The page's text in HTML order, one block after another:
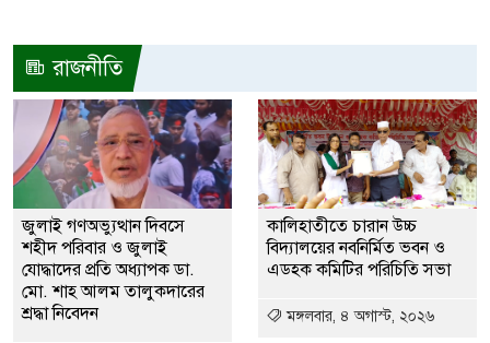
রাজনীতি
জুলাই গণঅভ্যুত্থান দিবসে
শহীদ পরিবার ও জুলাই
যোদ্ধাদের প্রতি অধ্যাপক ডা.
মো. শাহ আলম তালুকদারের
শ্রদ্ধা নিবেদন
কালিহাতীতে চারান উচ্চ
বিদ্যালয়ের নবনির্মিত ভবন ও
এডহক কমিটির পরিচিতি সভা
মঙ্গলবার, ৪ অগাস্ট, ২০২৬